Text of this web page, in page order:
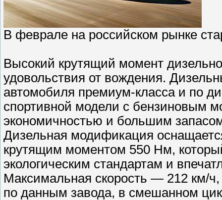
В феврале на российском рынке
Высокий крутящий момент
удовольствия от вождения.
автомобиля премиум-класса и по
спортивной модели с бензиновым
экономичностью и большим
Дизельная модификация
крутящим моментом 550 Нм,
экологическим стандартам и
Максимальная скорость — 212 км/ч,
по данным завода, в смешанном